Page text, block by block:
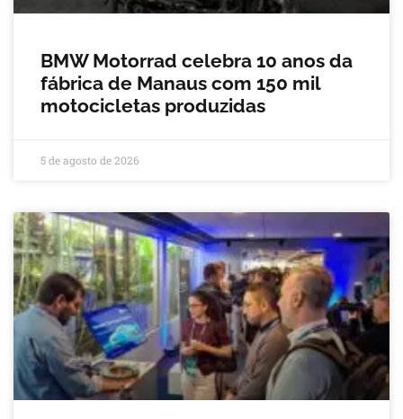
BMW Motorrad celebra 10 anos da
fábrica de Manaus com 150 mil
motocicletas produzidas
5 de agosto de 2026